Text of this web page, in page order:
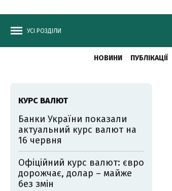
УСІ РОЗДІЛИ
НОВИНИ ПУБЛІКАЦІЇ
КУРС ВАЛЮТ
Банки України показали
актуальний курс валют на
16 червня
Офіційний курс валют: євро
дорожчає, долар – майже
без змін